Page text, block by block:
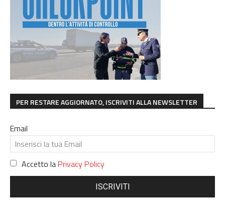
PER RESTARE AGGIORNATO, ISCRIVITI ALLA NEWSLETTER
Email
Accetto la Privacy Policy
ISCRIVITI